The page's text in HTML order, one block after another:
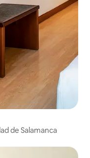
de Salamanca